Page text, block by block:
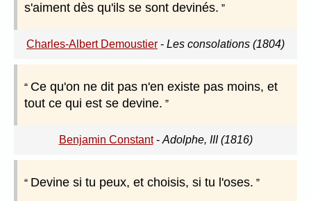
s'aiment dès qu'ils se sont devinés.
Charles-Albert Demoustier - Les consolations (1804)
Ce qu'on ne dit pas n'en existe pas moins, et
tout ce qui est se devine.
Benjamin Constant- Adolphe, III (1816)
Devine si tu peux, et choisis, si tu l'oses.